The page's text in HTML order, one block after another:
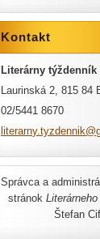
Kontakt
Literárny týždenník
Laurinská 2, 815 84
02/5441 8670
literarny.tyzden
Správca a
stránok
Štefan